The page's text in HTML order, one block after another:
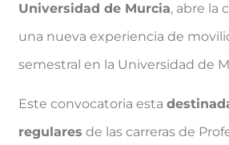
Universidad de Murcia, abre la
una nueva experiencia de
semestral en la Universidad de
Este convocatoria esta
regulares de las carreras de